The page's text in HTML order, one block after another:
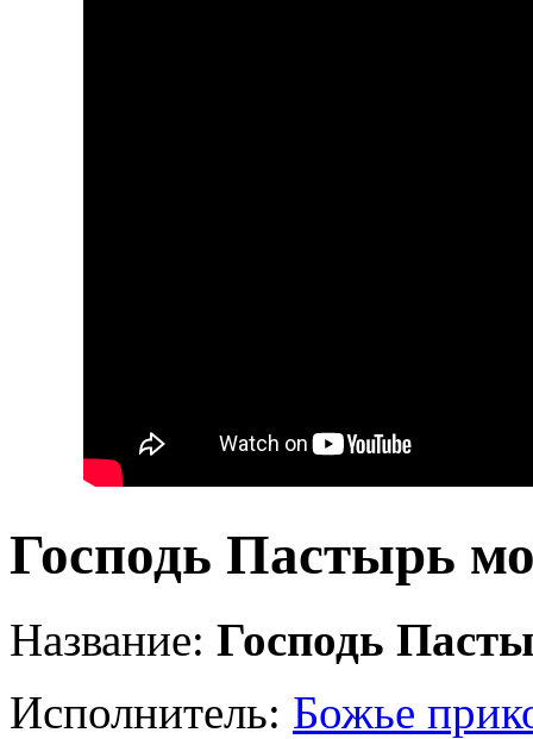
Господь Пастырь
Название: Господь
Исполнитель: Божье